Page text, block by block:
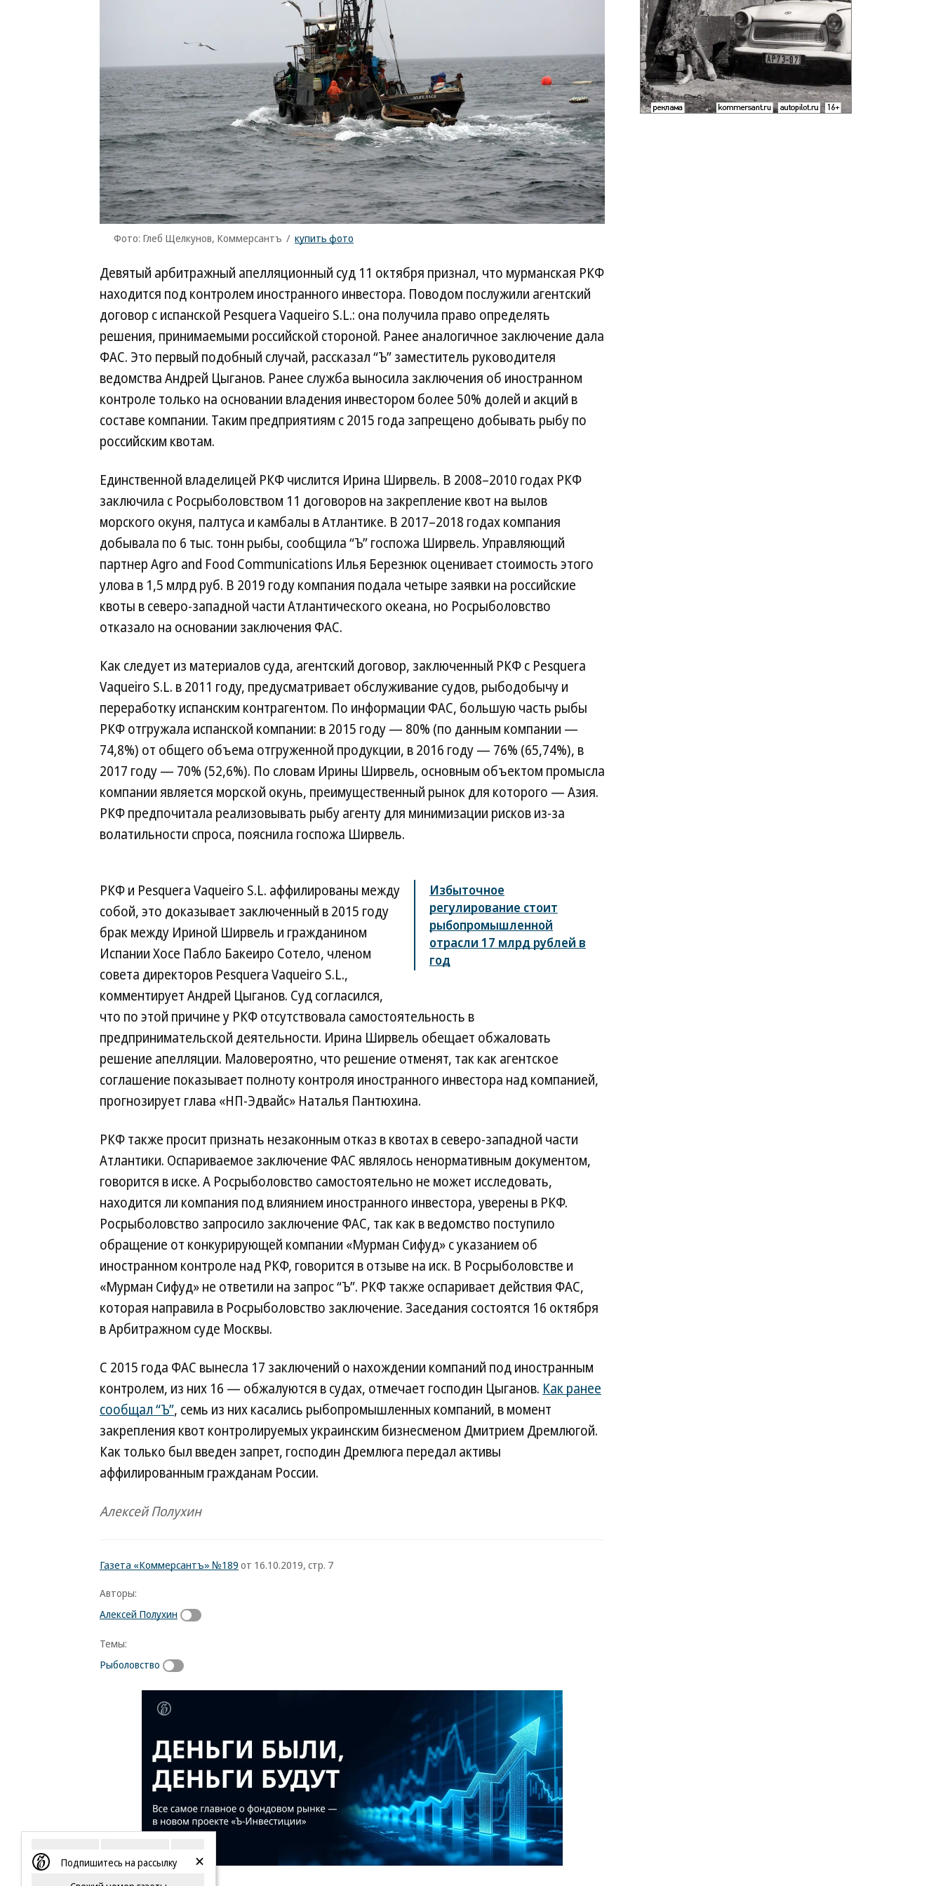
Фото: Глеб Щелкунов, Коммерсантъ / купить фото
Щелкунов,
Коммерсантъ
купить
фото
Девятый арбитражный апелляционный суд 11 октября признал, что мурманская РКФ
находится под контролем иностранного инвестора. Поводом послужили агентский
договор с испанской Pesquera Vaqueiro S.L.: она получила право определять
решения, принимаемыми российской стороной. Ранее аналогичное заключение дала
ФАС. Это первый подобный случай, рассказал “Ъ” заместитель руководителя
ведомства Андрей Цыганов. Ранее служба выносила заключения об иностранном
контроле только на основании владения инвестором более 50% долей и акций в
составе компании. Таким предприятиям с 2015 года запрещено добывать рыбу по
российским квотам.
Единственной владелицей РКФ числится Ирина Ширвель. В 2008–2010 годах РКФ
заключила с Росрыболовством 11 договоров на закрепление квот на вылов
морского окуня, палтуса и камбалы в Атлантике. В 2017–2018 годах компания
добывала по 6 тыс. тонн рыбы, сообщила “Ъ” госпожа Ширвель. Управляющий
партнер Agro and Food Communications Илья Березнюк оценивает стоимость этого
улова в 1,5 млрд руб. В 2019 году компания подала четыре заявки на российские
квоты в северо-западной части Атлантического океана, но Росрыболовство
отказало на основании заключения ФАС.
Как следует из материалов суда, агентский договор, заключенный РКФ с Pesquera
Vaqueiro S.L. в 2011 году, предусматривает обслуживание судов, рыбодобычу и
переработку испанским контрагентом. По информации ФАС, большую часть рыбы
РКФ отгружала испанской компании: в 2015 году — 80% (по данным компании —
74,8%) от общего объема отгруженной продукции, в 2016 году — 76% (65,74%), в
2017 году — 70% (52,6%). По словам Ирины Ширвель, основным объектом промысла
компании является морской окунь, преимущественный рынок для которого — Азия.
РКФ предпочитала реализовывать рыбу агенту для минимизации рисков из-за
волатильности спроса, пояснила госпожа Ширвель.
Избыточное
регулирование стоит
рыбопромышленной
отрасли 17 млрд рублей в
год
РКФ и Pesquera Vaqueiro S.L. аффилированы между
собой, это доказывает заключенный в 2015 году
брак между Ириной Ширвель и гражданином
Испании Хосе Пабло Бакеиро Сотело, членом
совета директоров Pesquera Vaqueiro S.L.,
комментирует Андрей Цыганов. Суд согласился,
что по этой причине у РКФ отсутствовала самостоятельность в
предпринимательской деятельности. Ирина Ширвель обещает обжаловать
решение апелляции. Маловероятно, что решение отменят, так как агентское
соглашение показывает полноту контроля иностранного инвестора над компанией,
прогнозирует глава «НП-Эдвайс» Наталья Пантюхина.
РКФ также просит признать незаконным отказ в квотах в северо-западной части
Атлантики. Оспариваемое заключение ФАС являлось ненормативным документом,
говорится в иске. А Росрыболовство самостоятельно не может исследовать,
находится ли компания под влиянием иностранного инвестора, уверены в РКФ.
Росрыболовство запросило заключение ФАС, так как в ведомство поступило
обращение от конкурирующей компании «Мурман Сифуд» с указанием об
иностранном контроле над РКФ, говорится в отзыве на иск. В Росрыболовстве и
«Мурман Сифуд» не ответили на запрос “Ъ”. РКФ также оспаривает действия ФАС,
которая направила в Росрыболовство заключение. Заседания состоятся 16 октября
в Арбитражном суде Москвы.
С 2015 года ФАС вынесла 17 заключений о нахождении компаний под иностранным
контролем, из них 16 — обжалуются в судах, отмечает господин Цыганов. Как ранее
сообщал “Ъ”, семь из них касались рыбопромышленных компаний, в момент
закрепления квот контролируемых украинским бизнесменом Дмитрием Дремлюгой.
Как только был введен запрет, господин Дремлюга передал активы
аффилированным гражданам России.
Алексей Полухин
Газета «Коммерсантъ» №189 от 16.10.2019, стр. 7
Авторы:
Алексей Полухин
Темы:
Рыболовство
Подпишитесь на рассылку